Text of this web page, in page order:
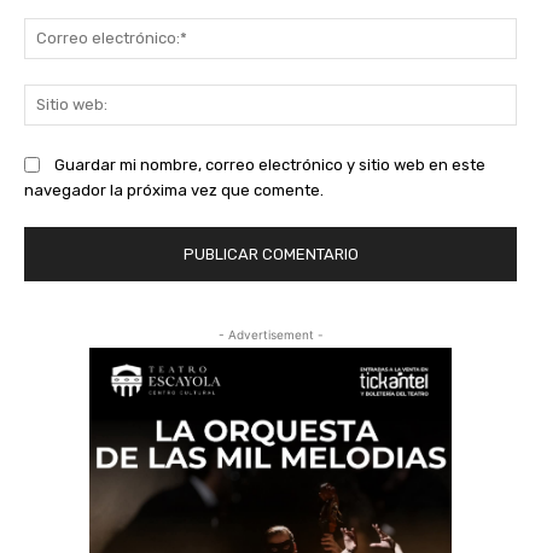
Guardar mi nombre, correo electrónico y sitio web en este
navegador la próxima vez que comente.
- Advertisement -